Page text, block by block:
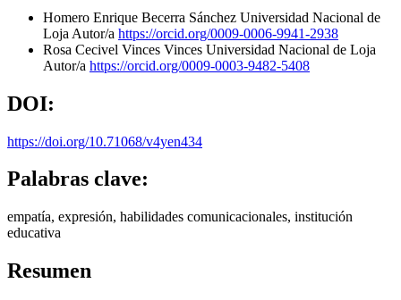
Homero Enrique Becerra Sánchez Universidad Nacional de
Loja Autor/a https://orcid.org/0009-0006-9941-2938
Rosa Cecivel Vinces Vinces Universidad Nacional de Loja
Autor/a https://orcid.org/0009-0003-9482-5408
DOI:
https://doi.org/10.71068/v4yen434
Palabras clave:
empatía, expresión, habilidades comunicacionales, institución
educativa
Resumen